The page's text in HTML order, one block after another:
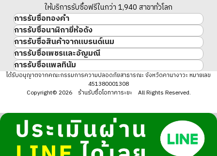
ให้บริการรับซื้อฟรีในกว่า 1,940 สาขาทั่วโลก
การรับซื้อทองคำ
ทองคำ
ทองคำแท่ง
เหรียญทองคำ/เหรียญเงิน
ประวัติราคาทองคำ 10 ปี
ทองรูปพรรณ
แหวนทอง
การรับซื้อนาฬิกายี่ห้อดัง
นาฬิกาแบรนด์เนม
Rolex
Patek Philippe
Audemars Piguet
Vacheron Constantin
Breguet
การรับซื้อสินค้าจากแบรนด์เนม
สินค้าแบรนด์เนม
Cartier
LOUIS VUITTON
Hermès
CELINE
Fendi
Dior
การรับซื้อเพชรและอัญมณี
อัญมณี
เพชร
มรกต
ทับทิม
การรับซื้อแพลทินัม
แพลทินัม
ได้รับอนุญาตจากคณะกรรมการความปลอดภัยสาธารณะ จังหวัดคานางาวะ หมายเลข
451380001308
Copyright© 2026 ร้านรับซื้อโอทาคาระยะ All Rights Reserved.